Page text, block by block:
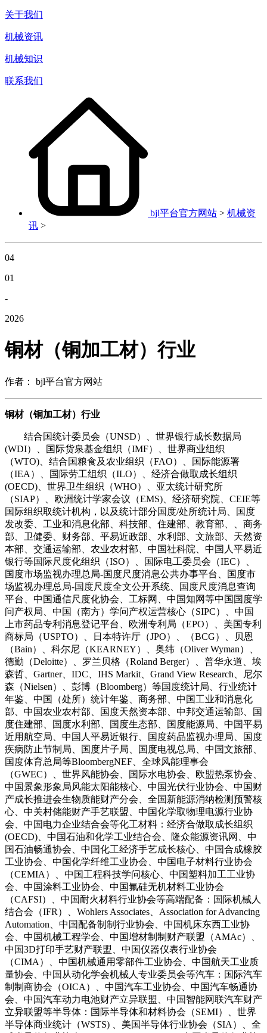
关于我们
机械资讯
机械知识
联系我们
bjl平台官方网站 > 机械资
讯 >
04
01
-
2026
铜材（铜加工材）行业
作者： bjl平台官方网站
铜材（铜加工材）行业
结合国统计委员会（UNSD）、世界银行成长数据局
(WDI）、国际货泉基金组织（IMF）、世界商业组织
（WTO)、结合国粮食及农业组织（FAO）、国际能源署
（IEA）、国际劳工组织（ILO）、经济合做取成长组织
(OECD)、世界卫生组织（WHO）、亚太统计研究所
（SIAP）、欧洲统计学家会议（EMS)、经济研究院、CEIE等
国际组织取统计机构，以及统计部分国度/处所统计局、国度
发改委、工业和消息化部、科技部、住建部、教育部、、商务
部、卫健委、财务部、平易近政部、水利部、文旅部、天然资
本部、交通运输部、农业农村部、中国社科院、中国人平易近
银行等国际尺度化组织（ISO）、国际电工委员会（IEC）、
国度市场监视办理总局-国度尺度消息公共办事平台、国度市
场监视办理总局-国度尺度全文公开系统、国度尺度消息查询
平台、中国通信尺度化协会、工标网、中国知网等中国国度学
问产权局、中国（南方）学问产权运营核心（SIPC）、中国
上市药品专利消息登记平台、欧洲专利局（EPO）、美国专利
商标局（USPTO）、日本特许厅（JPO）、（BCG）、贝恩
（Bain）、科尔尼（KEARNEY）、奥纬（Oliver Wyman）、
德勤（Deloitte）、罗兰贝格（Roland Berger）、普华永道、埃
森哲、Gartner、IDC、IHS Markit、Grand View Research、尼尔
森（Nielsen）、彭博（Bloomberg）等国度统计局、行业统计
年鉴、中国（处所）统计年鉴、商务部、中国工业和消息化
部、中国农业农村部、国度天然资本部、中邦交通运输部、国
度住建部、国度水利部、国度生态部、国度能源局、中国平易
近用航空局、中国人平易近银行、国度药品监视办理局、国度
疾病防止节制局、国度片子局、国度电视总局、中国文旅部、
国度体育总局等BloombergNEF、全球风能理事会
（GWEC）、世界风能协会、国际水电协会、欧盟热泵协会、
中国景象形象局风能太阳能核心、中国光伏行业协会、中国财
产成长推进会生物质能财产分会、全国新能源消纳检测预警核
心、中关村储能财产手艺联盟、中国化学取物理电源行业协
会、中国电力企业结合会等化工材料：经济合做取成长组织
(OECD)、中国石油和化学工业结合会、隆众能源资讯网、中
国石油畅通协会、中国化工经济手艺成长核心、中国合成橡胶
工业协会、中国化学纤维工业协会、中国电子材料行业协会
（CEMIA）、中国工程科技学问核心、中国塑料加工工业协
会、中国涂料工业协会、中国氟硅无机材料工业协会
（CAFSI）、中国耐火材料行业协会等高端配备：国际机械人
结合会（IFR）、Wohlers Associates、Association for Advancing
Automation、中国配备制制行业协会、中国机床东西工业协
会、中国机械工程学会、中国增材制制财产联盟（AMAc）、
中国3D打印手艺财产联盟、中国仪器仪表行业协会
（CIMA）、中国机械通用零部件工业协会、中国航天工业质
量协会、中国从动化学会机械人专业委员会等汽车：国际汽车
制制商协会（OICA）、中国汽车工业协会、中国汽车畅通协
会、中国汽车动力电池财产立异联盟、中国智能网联汽车财产
立异联盟等半导体：国际半导体和材料协会（SEMI）、世界
半导体商业统计（WSTS) 、美国半导体行业协会（SIA）、全